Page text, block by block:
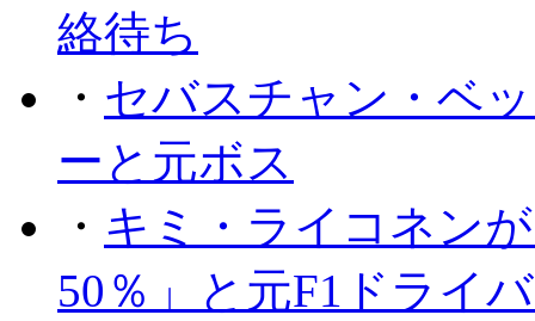
絡待ち
・ セバスチャン・ベ
ーと元ボス
・ キミ・ライコネン
50％」と元F1ドライ